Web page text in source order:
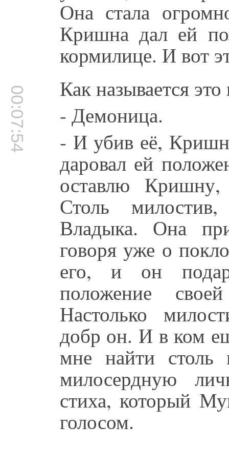
Она стала
Кришна дал ей
кормилице. И вот
00:07:54
Как называется
- Демоница.
- И убив её,
даровал ей
оставлю
Столь
Владыка. Она
говоря уже о
его, и он
положение
Настолько
добр он. И в ком
мне найти столь
милосердную
стиха, который
голосом.